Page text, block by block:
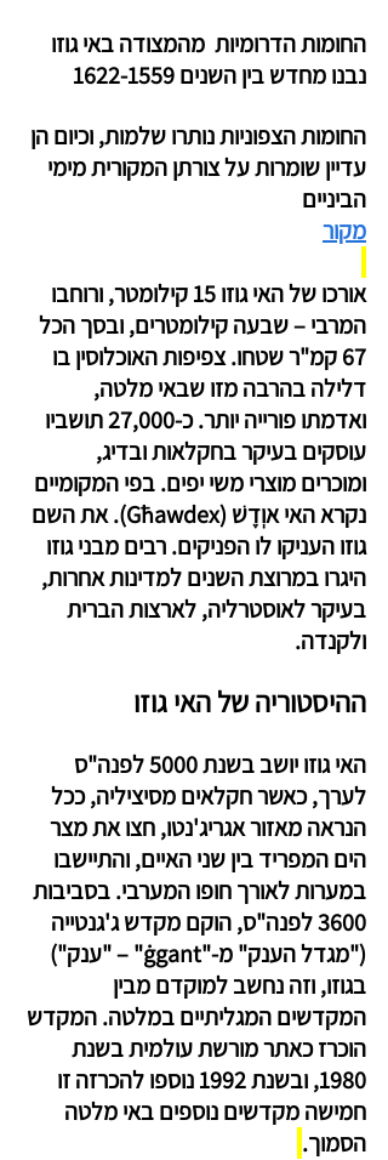
החומות הדרומיות  מהמצודה באי גוזו
נבנו מחדש בין השנים 1622-1559
החומות הצפוניות נותרו שלמות, וכיום הן
עדיין שומרות על צורתן המקורית מימי
הביניים
מקור
אורכו של האי גוזו 15 קילומטר, ורוחבו
המרבי – שבעה קילומטרים, ובסך הכל
67 קמ"ר שטחו. צפיפות האוכלוסין בו
דלילה בהרבה מזו שבאי מלטה,
ואדמתו פורייה יותר. כ-27,000 תושביו
עוסקים בעיקר בחקלאות ובדיג,
ומוכרים מוצרי משי יפים. בפי המקומיים
נקרא האי אוְדֶשׁ (Għawdex). את השם
גוזו העניקו לו הפניקים. רבים מבני גוזו
היגרו במרוצת השנים למדינות אחרות,
בעיקר לאוסטרליה, לארצות הברית
ולקנדה.
ההיסטוריה של האי גוזו
האי גוזו יושב בשנת 5000 לפנה"ס
לערך, כאשר חקלאים מסיציליה, ככל
הנראה מאזור אגריג'נטו, חצו את מצר
הים המפריד בין שני האיים, והתיישבו
במערות לאורך חופו המערבי. בסביבות
3600 לפנה"ס, הוקם מקדש ג'גנטייה
("מגדל הענק" מ-"ġgant" – "ענק")
בגוזו, וזה נחשב למוקדם מבין
המקדשים המגליתיים במלטה. המקדש
הוכרז כאתר מורשת עולמית בשנת
1980, ובשנת 1992 נוספו להכרזה זו
חמישה מקדשים נוספים באי מלטה
הסמוך.